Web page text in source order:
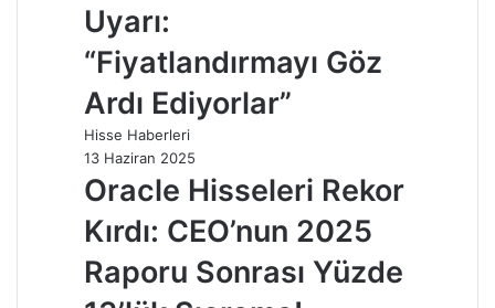
Uyarı:
“Fiyatlandırmayı Göz
Ardı Ediyorlar”
Hisse Haberleri
13 Haziran 2025
Oracle Hisseleri Rekor
Kırdı: CEO’nun 2025
Raporu Sonrası Yüzde